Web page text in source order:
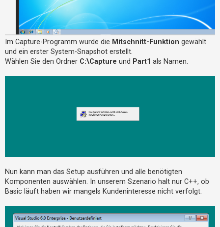
h
e
Im Capture-Programm wurde die Mitschnitt-Funktion gewählt
und ein erster System-Snapshot erstellt.
Wählen Sie den Ordner C:\Capture und Part1 als Namen.
Nun kann man das Setup ausführen und alle benötigten
Komponenten auswählen. In unserem Szenario halt nur C++, ob
Basic läuft haben wir mangels Kundeninteresse nicht verfolgt.